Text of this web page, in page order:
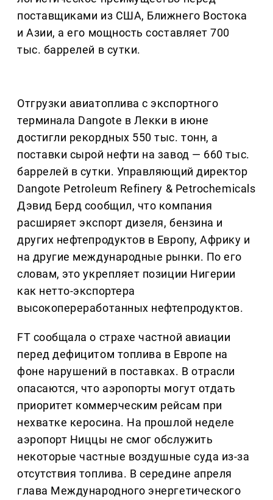
поставщиками из США, Ближнего Востока
и Азии, а его мощность составляет 700
тыс. баррелей в сутки.
Отгрузки авиатоплива с экспортного
терминала Dangote в Лекки в июне
достигли рекордных 550 тыс. тонн, а
поставки сырой нефти на завод — 660 тыс.
баррелей в сутки. Управляющий директор
Dangote Petroleum Refinery & Petrochemicals
Дэвид Берд сообщил, что компания
расширяет экспорт дизеля, бензина и
других нефтепродуктов в Европу, Африку и
на другие международные рынки. По его
словам, это укрепляет позиции Нигерии
как нетто-экспортера
высокопереработанных нефтепродуктов.
FT сообщала о страхе частной авиации
перед дефицитом топлива в Европе на
фоне нарушений в поставках. В отрасли
опасаются, что аэропорты могут отдать
приоритет коммерческим рейсам при
нехватке керосина. На прошлой неделе
аэропорт Ниццы не смог обслужить
некоторые частные воздушные суда из-за
отсутствия топлива. В середине апреля
глава Международного энергетического